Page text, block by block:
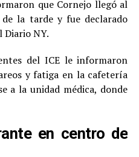
que Cornejo llegó al
la tarde y fue declarado
Diario NY.
del ICE le informaron
y fatiga en la cafetería
a la unidad médica, donde
en centro de